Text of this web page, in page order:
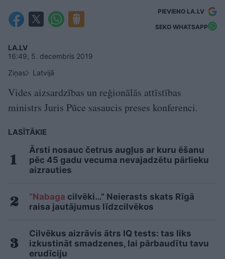
PIEVIENO LA.LV
SEKO WHATSAPP
LA.LV
16:49, 5. decembris 2019
Ziņas
Latvijā
Vides aizsardzības un reģionālās attīstības
ministrs Juris Pūce sasaucis preses konferenci.
LASĪTĀKIE
Ārsti nosauc četrus augļus ar kuru ēšanu
pēc 45 gadu vecuma nevajadzētu pārlieku
aizrauties
“Nabaga cilvēki…” Neierasts skats Rīgā
raisa jautājumus līdzcilvēkos
Cilvēkus aizrāvis ātrs IQ tests: tas liks
izkustināt smadzenes, lai pārbaudītu tavu
erudīciju